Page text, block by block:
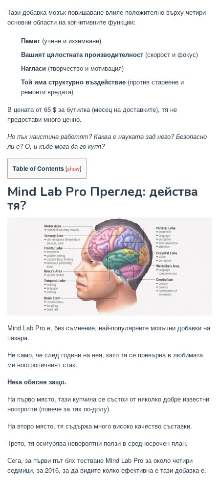
Тази добавка мозък повишаване влияе положително върху четири
основни области на когнитивните функции:
Памет (учене и изземване)
Вашият цялостната производителност (скорост и фокус)
Нагласи (творчество и мотивация)
Той има структурно въздействие (против стареене и
ремонти вредата)
В цената от 65 $ за бутилка (месец на доставките), тя не
предостави много ценно.
Но пък наистина работят? Каква е науката зад него? Безопасно
ли е? О, и къде мога да го купя?
Table of Contents[show]
Mind Lab Pro Преглед: действа
тя?
Mind Lab Pro е, без съмнение, най-популярните мозъчни добавки на
пазара.
Не само, че след години на нея, като тя се превърна в любимата
ми ноотропичният стак.
Нека обясня защо.
На първо място, тази купчина се състои от няколко добре известни
ноотропти (повече за тях по-долу).
На второ място, тя съдържа много високо качество съставки.
Трето, тя осигурява невероятни ползи в средносрочен план.
Сега, за първи път бях тестване Mind Lab Pro за около четири
седмици, за 2016, за да видите колко ефективна е тази добавка е.